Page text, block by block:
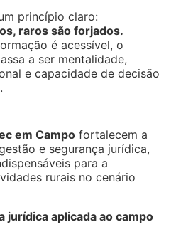
princípio claro:
raros são forjados.
é acessível, o
a ser mentalidade,
e capacidade de decisão
em Campo fortalecem a
e segurança jurídica,
para a
rurais no cenário
jurídica aplicada ao campo